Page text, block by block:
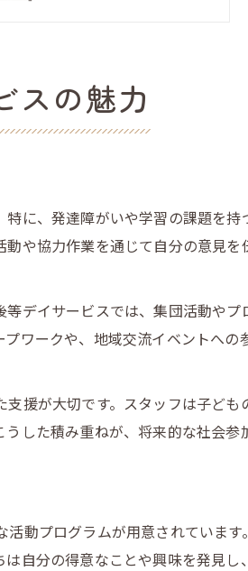
ログラム実例
律心養成プログラム紹介
課後等デイサービスの工夫
どもが挑戦できる活動内容
等デイサービスの支援方法
調性を育てる実践ポイント
等デイサービスの活動内容
等デイサービスの仕掛け
ションの促進
スの魅力
に、発達障がいや学習の課題を
や協力作業を通じて自分の意見
デイサービスでは、集団活動や
ワークや、地域交流イベントへ
援が大切です。スタッフは子ど
した積み重ねが、将来的な社会参
動プログラムが用意されていま
自分の得意なことや興味を発見